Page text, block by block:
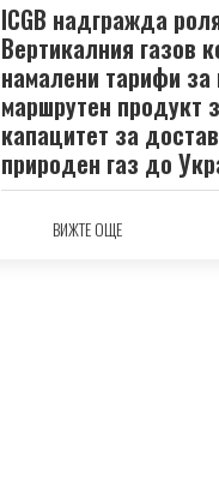
ICGB надгражда
Вертикалния газов
намалени тарифи за
маршрутен продукт
капацитет за
природен газ до
ВИЖТЕ ОЩЕ